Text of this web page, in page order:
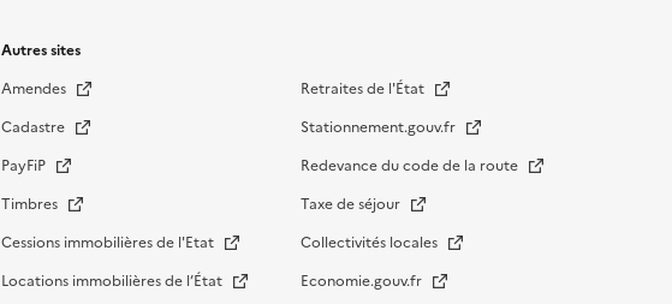
Autres sites
Amendes
Cadastre
PayFiP
Timbres
Cessions immobilières de l'Etat
Locations immobilières de l’État
Retraites de l'État
Stationnement.gouv.fr
Redevance du code de la route
Taxe de séjour
Collectivités locales
Economie.gouv.fr